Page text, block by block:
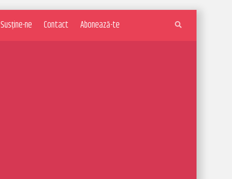
Susține-ne Contact Abonează-te